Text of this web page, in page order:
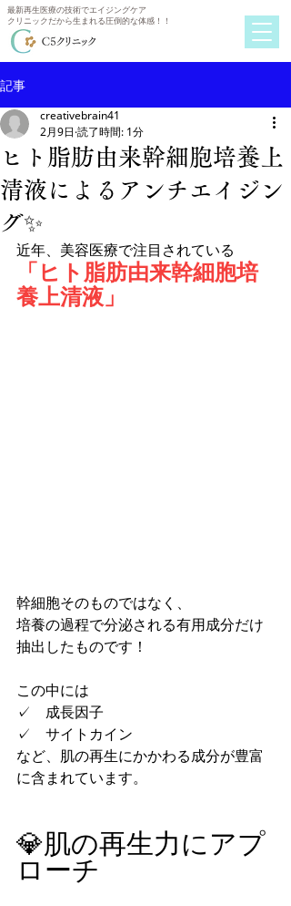
最新再生医療の技術でエイジングケア
クリニックだから生まれる圧倒的な体感！！
記事
ヒト脂肪由来幹細胞培養上
清液によるアンチエイジン
グ✨
creativebrain41
2月9日 読了時間: 1分
近年、美容医療で注目されている
「ヒト脂肪由来幹細胞培
養上清液」
幹細胞そのものではなく、
培養の過程で分泌される有用成分だけ
抽出したものです！
この中には
✓　成長因子
✓　サイトカイン
など、肌の再生にかかわる成分が豊富
に含まれています。
💎肌の再生力にアプ
ローチ